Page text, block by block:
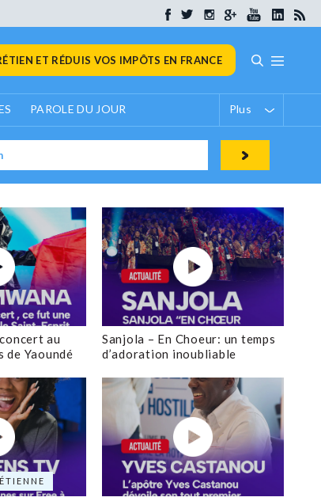
ET RÉDUIS VOS IMPÔTS EN FRANCE
PAROLE DU JOUR Plus
au
de Yaoundé
Sanjola – En Choeur: un temps
d’adoration inoubliable